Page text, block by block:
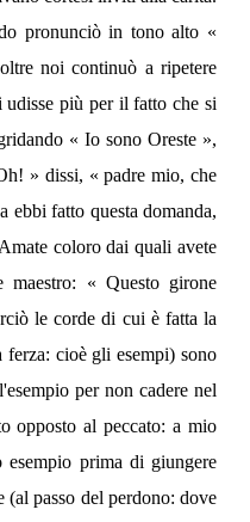
pronunciò in tono alto «
noi continuò a ripetere
più per il fatto che si
« Io sono Oreste »,
» dissi, « padre mio, che
ebbi fatto questa domanda,
coloro dai quali avete
« Questo girone
le corde di cui è fatta la
ferza: cioè gli esempi) sono
per non cadere nel
opposto al peccato: a mio
esempio prima di giungere
(al passo del perdono: dove